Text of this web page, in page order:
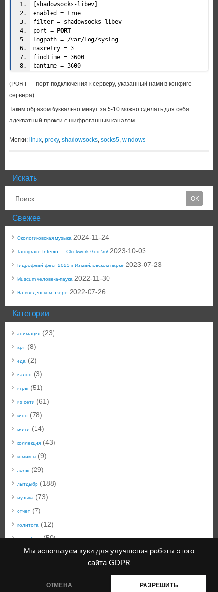
Мы используем куки для улучшения работы этого
сайта GDPR
ОТМЕНА РАЗРЕШИТЬ
[shadowsocks-libev]
enabled = true
filter = shadowsocks-libev
port = PORT
logpath = /var/log/syslog
maxretry = 3
findtime = 3600
bantime = 3600
(PORT — порт подключения к серверу, указанный нами в конфиге
сервера)
Таким образом буквально минут за 5-10 можно сделать для себя
адекватный прокси с шифрованным каналом.
Метки: linux, proxy, shadowsocks, socks5, windows
Искать
Свежее
Окологиковская музыка 2024-11-24
Tardigrade Inferno — Clockwork God \m/ 2023-10-03
Гидрофлай фест 2023 в Измайловском парке 2023-07-23
Muscum человека-паука 2022-11-30
На введенском озере 2022-07-26
Категории
анимация (23)
арт (8)
еда (2)
иалон (3)
игры (51)
из сети (61)
кино (78)
книги (14)
коллекция (43)
комиксы (9)
лолы (29)
лытдыбр (188)
музыка (73)
отчет (7)
политота (12)
техноблог(50)
технобыт(22)